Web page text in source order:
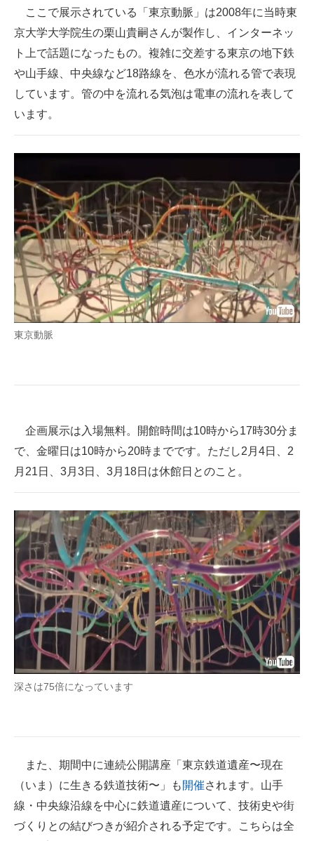
ここで展示されている「東京動脈」は2008年に当時東
京大学大学院生の栗山貴嗣さんが製作し、インターネッ
ト上で話題になったもの。複雑に交差する東京の地下鉄
や山手線、中央線など18路線を、色水が流れる管で表現
しています。管の中を流れる気泡は電車の流れを表して
います。
東京動脈
企画展示は入場無料。開館時間は10時から17時30分ま
で、金曜日は10時から20時までです。ただし2月4日、2
月21日、3月3日、3月18日は休館日とのこと。
深さは75倍になっています
また、期間中に連続公開講座「東京鉄道遺産〜現在
（いま）に生きる鉄道技術〜」も 開催されます。山手
線・中央線沿線を中心に鉄道遺産について、技術史や街
づくりとの結びつきが紹介される予定です。こちらは全